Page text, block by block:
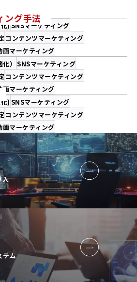
ング手法
) SNSマーケティング
コンテンツマーケティング
画マーケティング
） SNSマーケティング
コンテンツマーケティング
画マーケティング
) SNSマーケティング
コンテンツマーケティング
画マーケティング
入
テム